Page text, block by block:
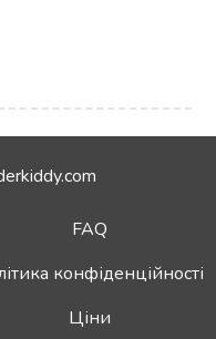
FAQ
конфіденційності
Ціни